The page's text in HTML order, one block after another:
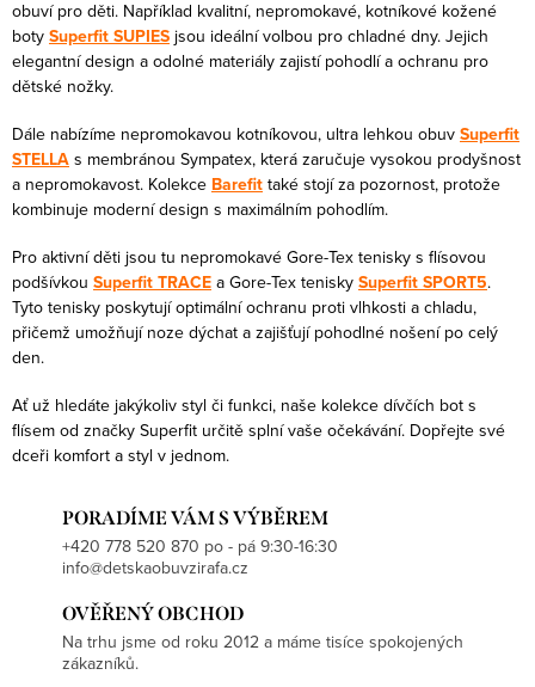
í
p
r
k
y
v
p
i
s
u
n
k
o
á
n
í
obuví pro děti. Například kvalitní, nepromokavé, kotníkové kožené
boty Superfit SUPIES jsou ideální volbou pro chladné dny. Jejich
elegantní design a odolné materiály zajistí pohodlí a ochranu pro
dětské nožky.
Dále nabízíme nepromokavou kotníkovou, ultra lehkou obuv Superfit
STELLA s membránou Sympatex, která zaručuje vysokou prodyšnost
a nepromokavost. Kolekce Barefit také stojí za pozornost, protože
kombinuje moderní design s maximálním pohodlím.
Pro aktivní děti jsou tu nepromokavé Gore-Tex tenisky s flísovou
podšívkou Superfit TRACE a Gore-Tex tenisky Superfit SPORT5.
Tyto tenisky poskytují optimální ochranu proti vlhkosti a chladu,
přičemž umožňují noze dýchat a zajišťují pohodlné nošení po celý
den.
Ať už hledáte jakýkoliv styl či funkci, naše kolekce dívčích bot s
flísem od značky Superfit určitě splní vaše očekávání. Dopřejte své
dceři komfort a styl v jednom.
PORADÍME VÁM S VÝBĚREM
+420 778 520 870 po - pá 9:30-16:30
info@detskaobuvzirafa.cz
OVĚŘENÝ OBCHOD
Na trhu jsme od roku 2012 a máme tisíce spokojených
zákazníků.